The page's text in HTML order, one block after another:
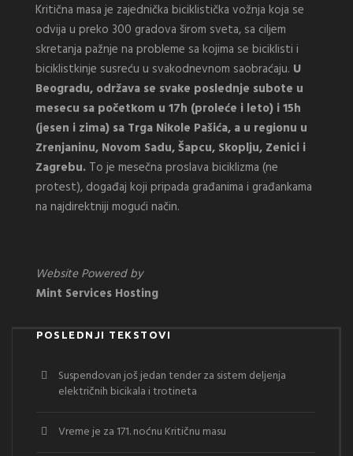
Kritična masa je zajednička biciklistička vožnja koja se
odvija u preko 300 gradova širom sveta, sa ciljem
skretanja pažnje na probleme sa kojima se biciklisti i
biciklistkinje susreću u svakodnevnom saobraćaju. U
Beogradu, održava se svake poslednje subote u
mesecu sa početkom u 17h (proleće i leto) i 15h
(jesen i zima) sa Trga Nikole Pašića, a u regionu u
Zrenjaninu, Novom Sadu, Šapcu, Skoplju, Zenici i
Zagrebu. To je mesečna proslava biciklizma (ne
protest), događaj koji pripada građanima i građankama
na najdirektniji mogući način.
Website Powered by
Mint Services Hosting
POSLEDNJI TEKSTOVI
Suspendovan još jedan tender za sistem deljenja
električnih bicikala i trotineta
Vreme je za 171. noćnu Kritičnu masu